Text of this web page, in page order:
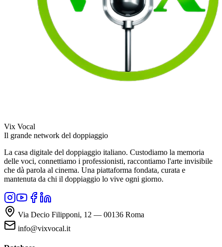
Vix Vocal
Il grande network del doppiaggio
La casa digitale del doppiaggio italiano. Custodiamo la memoria
delle voci, connettiamo i professionisti, raccontiamo l'arte invisibile
che dà parola al cinema. Una piattaforma fondata, curata e
mantenuta da chi il doppiaggio lo vive ogni giorno.
Via Decio Filipponi, 12 — 00136 Roma
info@vixvocal.it